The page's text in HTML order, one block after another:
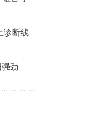
诊断线
劲